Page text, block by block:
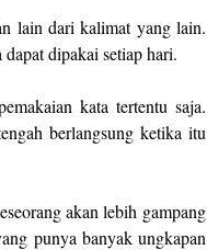
lain dari kalimat yang lain.
dipakai setiap hari.
kata tertentu saja.
berlangsung ketika itu
akan lebih gampang
punya banyak ungkapan